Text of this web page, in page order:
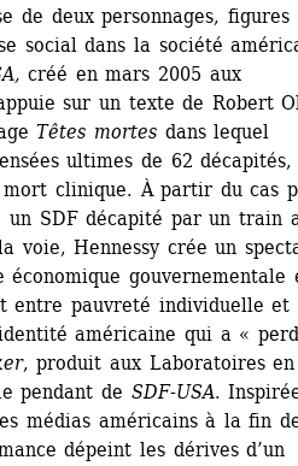
de deux personnages, figures
social dans la société
créé en mars 2005 aux
sur un texte de Robert
Têtes mortes dans lequel
ultimes de 62
clinique. À partir du cas
un SDF décapité par un train
voie, Hennessy crée un
gouvernementale
entre pauvreté individuelle et
américaine qui a «
, produit aux Laboratoires
pendant de SDF-USA.
médias américains à la fin
dépeint les dérives d’un